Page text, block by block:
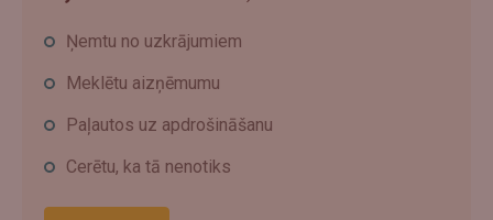
Ņemtu no uzkrājumiem
Meklētu aizņēmumu
Paļautos uz apdrošināšanu
Cerētu, ka tā nenotiks